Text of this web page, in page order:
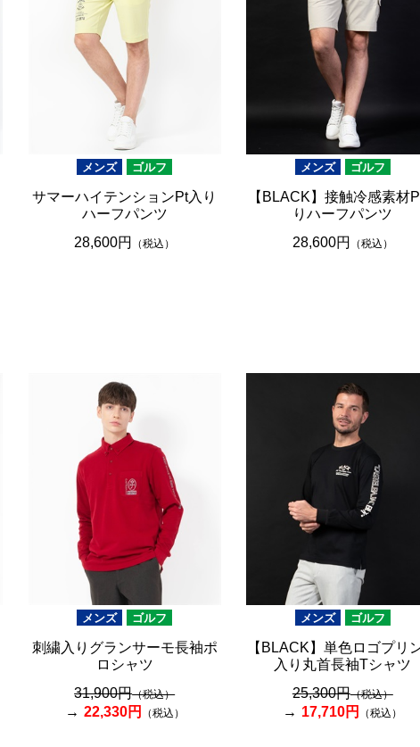
メンズ ゴルフ
サマーハイテンションPt入り
ハーフパンツ
28,600円
（税込）
メンズ ゴルフ
【BLACK】接触冷感素材
りハーフパンツ
28,600円
（税込）
メンズ ゴルフ
刺繍入りグランサーモ長袖ポ
ロシャツ
31,900円（税込）
22,330円 （税込）
メンズ ゴルフ
【BLACK】単色ロゴプリ
入り丸首長袖Tシャツ
25,300円（税込）
17,710円 （税込）